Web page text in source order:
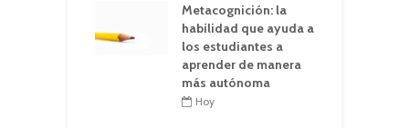
Metacognición: la
habilidad que ayuda a
los estudiantes a
aprender de manera
más autónoma
Hoy